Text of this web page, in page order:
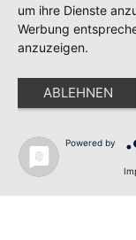
um ihre Dienste
Werbung
anzuzeigen.
ABLEHNEN
Powered by